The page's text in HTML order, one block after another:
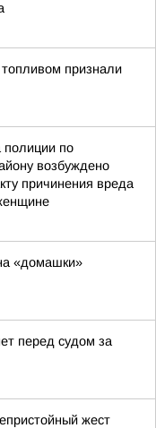
признали
полиции по
возбуждено
причинения вреда
«домашки»
перед судом за
жест